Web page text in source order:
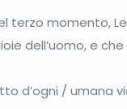
terzo momento,
dell’uomo, e
d’ogni / umana